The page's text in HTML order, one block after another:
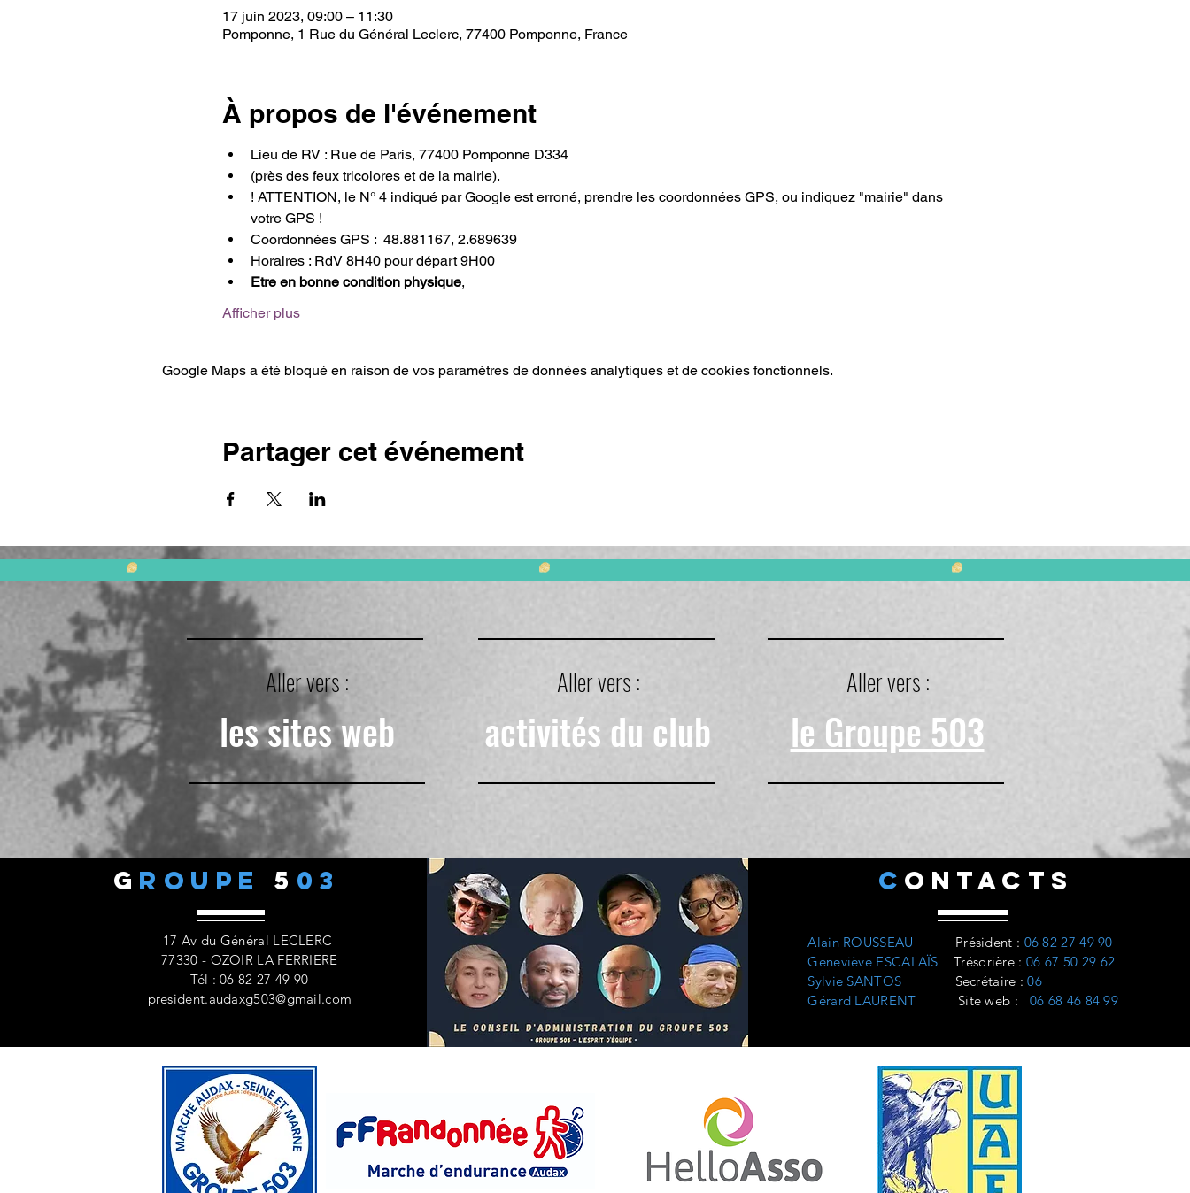
17 juin 2023, 09:00 – 11:30
Pomponne, 1 Rue du Général Leclerc, 77400 Pomponne, France
À propos de l'événement
Lieu de RV : Rue de Paris, 77400 Pomponne D334
(près des feux tricolores et de la mairie).
! ATTENTION, le N° 4 indiqué par Google est erroné, prendre les coordonnées GPS, ou indiquez "mairie" dans
votre GPS !
Coordonnées GPS :  48.881167, 2.689639
Horaires : RdV 8H40 pour départ 9H00
Etre en bonne condition physique,
Afficher plus
Google Maps a été bloqué en raison de vos paramètres de données analytiques et de cookies fonctionnels.
Partager cet événement
Aller vers :
les sites web
Aller vers :
activités du club
Aller vers :
le Groupe 503
G ROUPE5 03
17 Av du Général LECLERC
77330 - OZOIR LA FERRIERE
Tél : 06 82 27 49 90
president.audaxg503@gmail.com
C ONTACTS
Alain ROUSSEAU Président : 06 82 27 49 90
Geneviève ESCALAÏS
Trésorière : 06 67 50 29 62
Sylvie SANTOS
Secrétaire :06
Gérard LAURENT
Site web : 06 68 46 84 99